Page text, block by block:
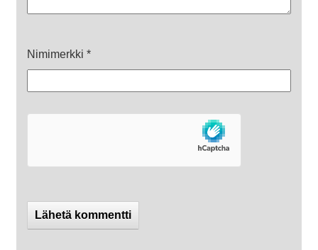
Nimimerkki *